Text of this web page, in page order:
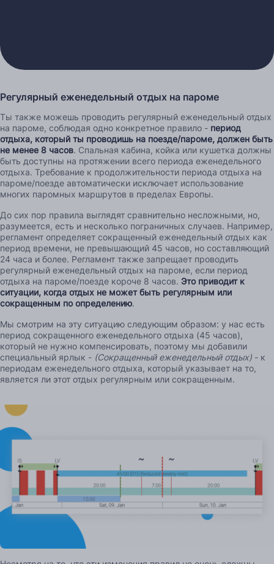
Регулярный еженедельный отдых на пароме
Ты также можешь проводить регулярный еженедельный отдых
на пароме, соблюдая одно конкретное правило - период
отдыха, который ты проводишь на поезде/пароме, должен быть
не менее 8 часов. Спальная кабина, койка или кушетка должны
быть доступны на протяжении всего периода еженедельного
отдыха. Требование к продолжительности периода отдыха на
пароме/поезде автоматически исключает использование
многих паромных маршрутов в пределах Европы.
До сих пор правила выглядят сравнительно несложными, но,
разумеется, есть и несколько пограничных случаев. Например,
регламент определяет сокращенный еженедельный отдых как
период времени, не превышающий 45 часов, но составляющий
24 часа и более. Регламент также запрещает проводить
регулярный еженедельный отдых на пароме, если период
отдыха на пароме/поезде короче 8 часов. Это приводит к
ситуации, когда отдых не может быть регулярным или
сокращенным по определению.
Мы смотрим на эту ситуацию следующим образом: у нас есть
период сокращенного еженедельного отдыха (45 часов),
который не нужно компенсировать, поэтому мы добавили
специальный ярлык - (Сокращенный еженедельный отдых) - к
периодам еженедельного отдыха, который указывает на то,
является ли этот отдых регулярным или сокращенным.